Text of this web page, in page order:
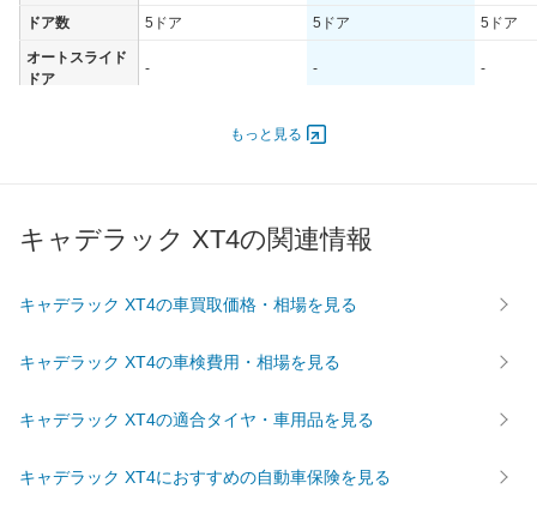
ドア数 5ドア 5ドア 5ドア
オートスライド
ドア
- - -
169.00 [230]/ 6,100 169.00 [230]/ 5,000
タイヤ
後輪サイズ 245/45R20 99V 245/45R20 99V 235/
WLTC/市街地 - -
WLTC/高速道路 - -
もっと見る
キャデラック XT4の関連情報
キャデラック XT4の車買取価格・相場を見る
キャデラック XT4の車検費用・相場を見る
キャデラック XT4の適合タイヤ・車用品を見る
キャデラック XT4におすすめの自動車保険を見る